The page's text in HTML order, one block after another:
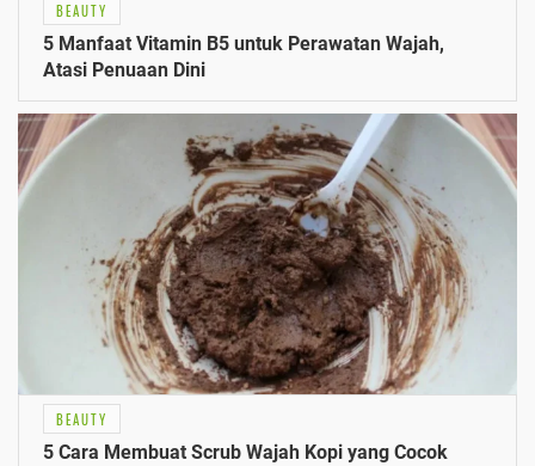
BEAUTY
5 Manfaat Vitamin B5 untuk Perawatan Wajah,
Atasi Penuaan Dini
BEAUTY
5 Cara Membuat Scrub Wajah Kopi yang Cocok